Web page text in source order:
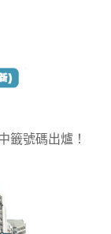
籤號碼出爐！